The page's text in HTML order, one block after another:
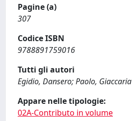
Pagine (a)
307
Codice ISBN
9788891759016
Tutti gli autori
Egidio, Dansero; Paolo, Giaccaria
Appare nelle tipologie:
02A-Contributo in volume